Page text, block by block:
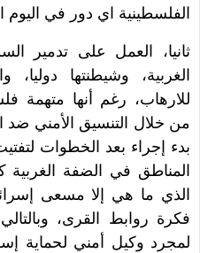
الفلسطينية اي دور في اليوم
ثانيا، العمل على تدمير
الغربية، وشيطنتها دوليا،
للارهاب، رغم أنها متهمة
من خلال التنسيق الأمني ضد
بدء إجراء بعد الخطوات
المناطق في الضفة الغربية
الذي ما هي إلا مسعى
فكرة روابط القرى،
لمجرد وكيل أمني لحماية